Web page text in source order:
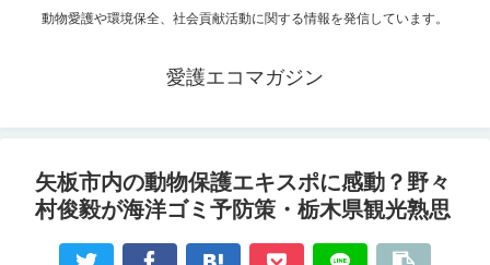
動物愛護や環境保全、社会貢献活動に関する情報を発信しています。
愛護エコマガジン
矢板市内の動物保護エキスポに感動？野々
村俊毅が海洋ゴミ予防策・栃木県観光熟思